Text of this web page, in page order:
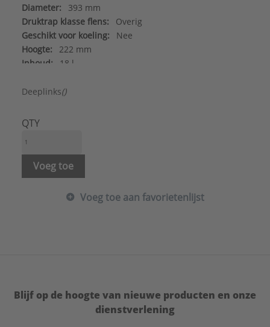
Diameter:
393 mm
Druktrap klasse flens:
Overig
Geschikt voor koeling:
Nee
Hoogte:
222 mm
Inhoud:
18 l
Merk:
IMI Pneumatex
Met vaste wandsteun:
Met verwisselbaar membraan:
Nom. diameter expansie-aansluiting:
Plaatsing horizontaal:
Plaatsing verticaal:
Deeplinks()
QTY
Voeg toe
Voeg toe aan favorietenlijst
Blijf op de hoogte van nieuwe producten en onze
dienstverlening